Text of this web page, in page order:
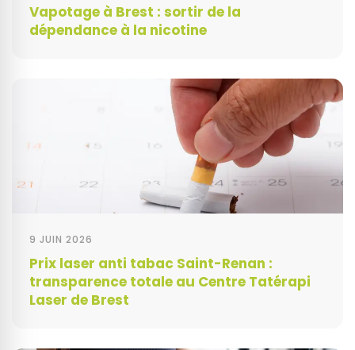
Vapotage à Brest : sortir de la
dépendance à la nicotine
9 JUIN 2026
Prix laser anti tabac Saint-Renan :
transparence totale au Centre Tatérapi
Laser de Brest